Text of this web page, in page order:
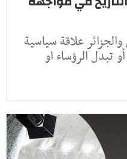
علاقة سياسية
تبدل الرؤساء او